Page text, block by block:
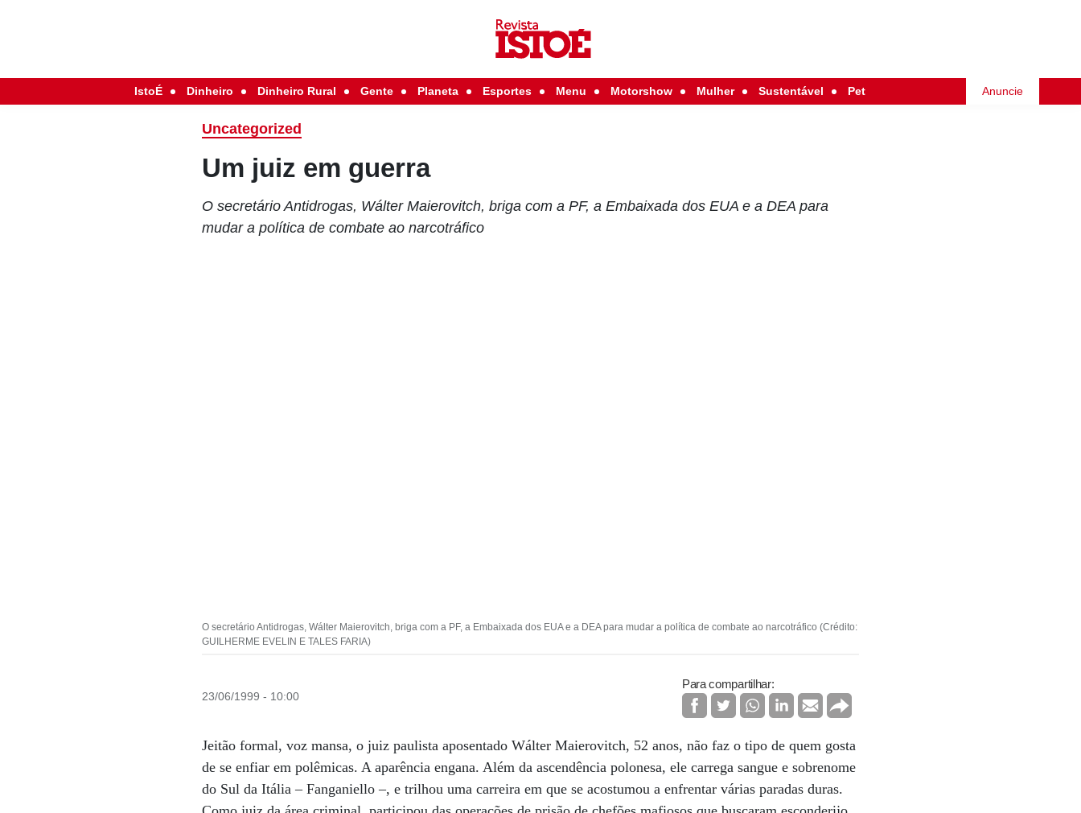
IstoÉ Dinheiro Dinheiro Rural Gente Planeta Esportes Menu Motorshow Mulher Sustentável Pet Anuncie
Uncategorized
Um juiz em guerra
O secretário Antidrogas, Wálter Maierovitch, briga com a PF, a Embaixada dos EUA e a DEA para
mudar a política de combate ao narcotráfico
O secretário Antidrogas, Wálter Maierovitch, briga com a PF, a Embaixada dos EUA e a DEA para mudar a política de combate ao narcotráfico (Crédito:
GUILHERME EVELIN E TALES FARIA)
23/06/1999 - 10:00
Para compartilhar:
Jeitão formal, voz mansa, o juiz paulista aposentado Wálter Maierovitch, 52 anos, não faz o tipo de quem gosta
de se enfiar em polêmicas. A aparência engana. Além da ascendência polonesa, ele carrega sangue e sobrenome
do Sul da Itália – Fanganiello –, e trilhou uma carreira em que se acostumou a enfrentar várias paradas duras.